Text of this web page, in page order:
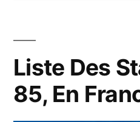
Liste Des
85, En